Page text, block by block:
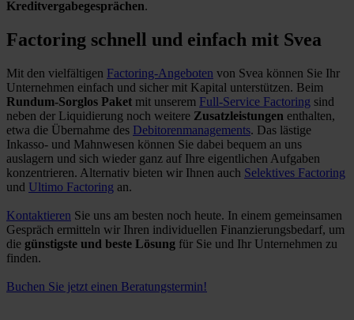
Kreditvergabegesprächen.
Factoring schnell und einfach mit Svea
Mit den vielfältigen Factoring-Angeboten von Svea können Sie Ihr
Unternehmen einfach und sicher mit Kapital unterstützen. Beim
Rundum-Sorglos Paket mit unserem Full-Service Factoring sind
neben der Liquidierung noch weitere Zusatzleistungen enthalten,
etwa die Übernahme des Debitorenmanagements. Das lästige
Inkasso- und Mahnwesen können Sie dabei bequem an uns
auslagern und sich wieder ganz auf Ihre eigentlichen Aufgaben
konzentrieren. Alternativ bieten wir Ihnen auch Selektives Factoring
und Ultimo Factoring an.
Kontaktieren Sie uns am besten noch heute. In einem gemeinsamen
Gespräch ermitteln wir Ihren individuellen Finanzierungsbedarf, um
die günstigste und beste Lösung für Sie und Ihr Unternehmen zu
finden.
Buchen Sie jetzt einen Beratungstermin!